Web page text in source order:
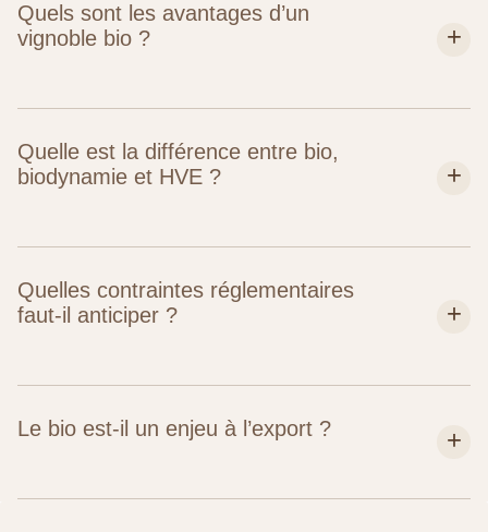
Quels sont les avantages d’un
vignoble bio ?
Quelle est la différence entre bio,
biodynamie et HVE ?
Quelles contraintes réglementaires
faut-il anticiper ?
Le bio est-il un enjeu à l’export ?